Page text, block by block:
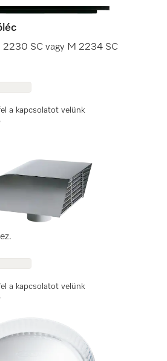
2230 SC vagy M 2234 SC
a kapcsolatot velünk
a kapcsolatot velünk